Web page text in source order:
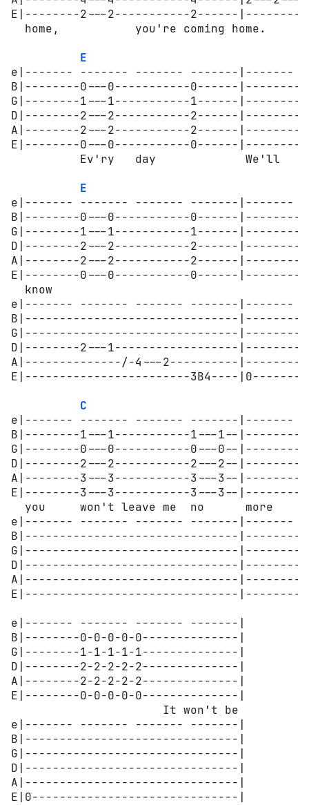
E|--------2---2-----------2------
  home,           you're coming home.
E
e|------- ------- ------- -------|-------
B|--------0---0-----------0------|--------
G|--------1---1-----------1------|--------
D|--------2---2-----------2------|--------
A|--------2---2-----------2------|--------
E|--------0---0-----------0------|--------
Ev'ry   day             We'll
E
e|------- ------- ------- -------|-------
B|--------0---0-----------0------|--------
G|--------1---1-----------1------|--------
D|--------2---2-----------2------|--------
A|--------2---2-----------2------|--------
E|--------0---0-----------0------|--------
know
e|------- ------- ------- -------|-------
B|-------------------------------
G|-------------------------------
D|--------2---1------------------
A|--------------/-4---2----------
E|------------------------3B4----
C
e|------- ------- ------- -------|-------
B|--------1---1-----------1---1--|--------
G|--------0---0-----------0---0--|--------
D|--------2---2-----------2---2--|--------
A|--------3---3-----------3---3--|--------
E|--------3---3-----------3---3--|--------
  you     won't leave me  no      more
e|------- ------- ------- -------|-------
B|-------------------------------
G|-------------------------------
D|-------------------------------|--------
A|-------------------------------
E|-------------------------------
e|------- ------- ------- -------|
B|--------0-0-0-0-0--------------|
G|--------1-1-1-1-1--------------|
D|--------2-2-2-2-2--------------|
A|--------2-2-2-2-2--------------|
E|--------0-0-0-0-0--------------|
                      It won't be
e|------- ------- ------- -------|
B|-------------------------------|
G|-------------------------------|
D|-------------------------------|
A|-------------------------------|
E|0------------------------------|